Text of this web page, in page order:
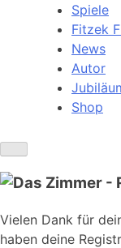
Spiele
Fitzek
News
Autor
Shop
Vielen Dank für
haben deine